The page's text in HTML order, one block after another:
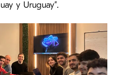
y Uruguay”.